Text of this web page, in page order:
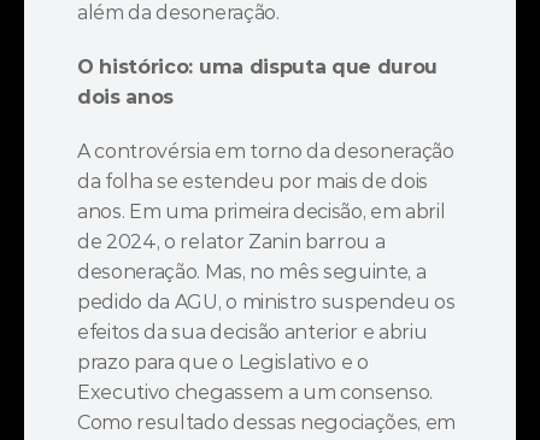
além da desoneração.
O histórico: uma disputa que durou
dois anos
A controvérsia em torno da desoneração
da folha se estendeu por mais de dois
anos. Em uma primeira decisão, em abril
de 2024, o relator Zanin barrou a
desoneração. Mas, no mês seguinte, a
pedido da AGU, o ministro suspendeu os
efeitos da sua decisão anterior e abriu
prazo para que o Legislativo e o
Executivo chegassem a um consenso.
Como resultado dessas negociações, em